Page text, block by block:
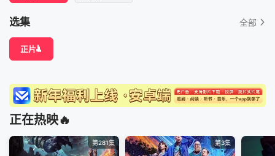
选集 全部
正片
正在热映🔥
第281集 第3集